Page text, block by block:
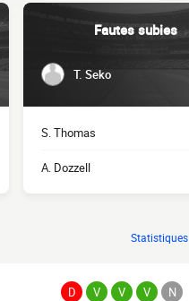
Fautes subies
T. Seko
S. Thomas
A. Dozzell
Statistiques
D V V V N